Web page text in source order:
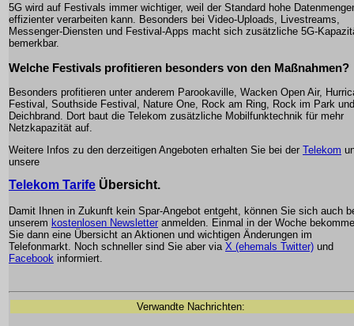
5G wird auf Festivals immer wichtiger, weil der Standard hohe
effizienter verarbeiten kann. Besonders bei Video-Uploads, Livestreams,
Messenger-Diensten und Festival-Apps macht sich zusätzliche 5G-
bemerkbar.
Welche Festivals profitieren besonders von den Maßnahmen?
Besonders profitieren unter anderem Parookaville, Wacken Open Air,
Festival, Southside Festival, Nature One, Rock am Ring, Rock im Park und
Deichbrand. Dort baut die Telekom zusätzliche Mobilfunktechnik für mehr
Netzkapazität auf.
Weitere Infos zu den derzeitigen Angeboten erhalten Sie bei der Telekom
unsere
Telekom Tarife Übersicht.
Damit Ihnen in Zukunft kein Spar-Angebot entgeht, können Sie sich auch
unserem kostenlosen Newsletter anmelden. Einmal in der Woche
Sie dann eine Übersicht an Aktionen und wichtigen Änderungen im
Telefonmarkt. Noch schneller sind Sie aber via X (ehemals Twitter) und
Facebook informiert.
Verwandte Nachrichten: